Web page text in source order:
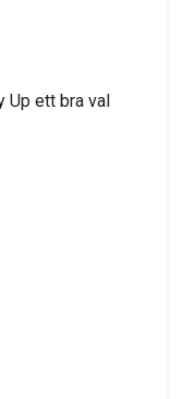
Up ett bra val